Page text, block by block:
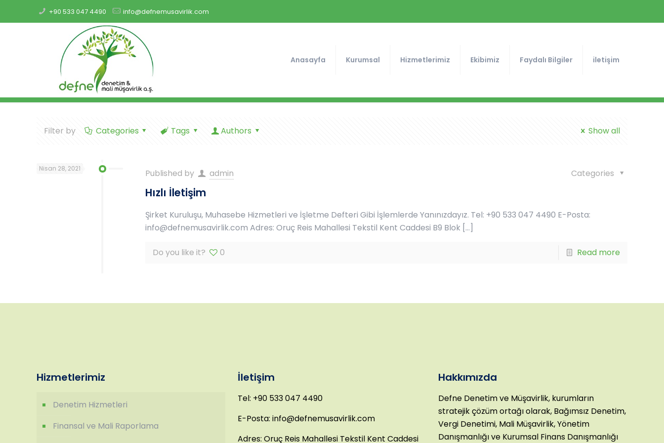
+90 533 047 4490 info@defnemusavirlik.com
Anasayfa Kurumsal Hizmetlerimiz Ekibimiz Faydalı Bilgiler iletişim
Filter by Categories Tags Authors Show all
Nisan 28, 2021 Published by admin Categories
Hızlı İletişim
Şirket Kuruluşu, Muhasebe Hizmetleri ve İşletme Defteri Gibi İşlemlerde Yanınızdayız. Tel: +90 533 047 4490 E-Posta:
info@defnemusavirlik.com Adres: Oruç Reis Mahallesi Tekstil Kent Caddesi B9 Blok […]
Do you like it? 0 Read more
Hizmetlerimiz
Denetim Hizmetleri
Finansal ve Mali Raporlama
İletişim
Tel: +90 533 047 4490
E-Posta: info@defnemusavirlik.com
Adres: Oruç Reis Mahallesi Tekstil Kent Caddesi
Hakkımızda
Defne Denetim ve Müşavirlik, kurumların
stratejik çözüm ortağı olarak, Bağımsız Denetim,
Vergi Denetimi, Mali Müşavirlik, Yönetim
Danışmanlığı ve Kurumsal Finans Danışmanlığı